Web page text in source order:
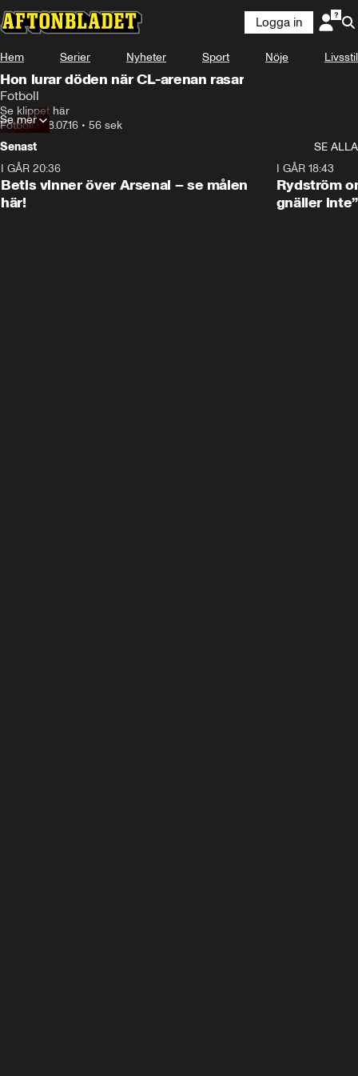
Logga in
Hem Serier Nyheter Sport Nöje Livsstil
Hon lurar döden när CL-arenan rasar
Fotboll
Se klippet här
Fotboll•18.07.16 • 56 sek
Se mer
Senast
SE ALLA
I GÅR 20:36
Betis vinner över Arsenal – se målen
här!
I GÅR 18:43
Rydström
gnäller inte”